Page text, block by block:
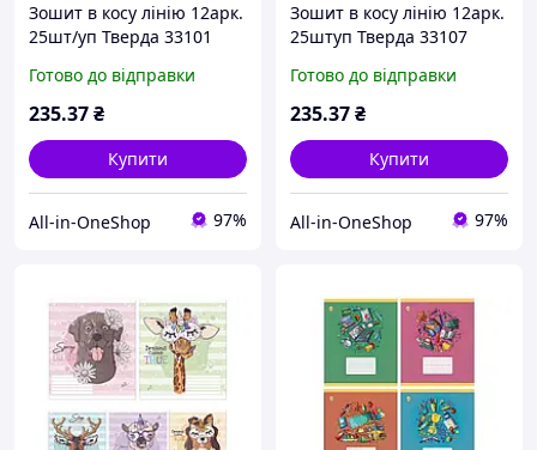
Зошит в косу лінію 12арк.
25шт/уп Тверда 33101
Готово до відправки
235.37₴
Купити
All-in-OneShop 97%
Зошит в косу лінію 12арк.
25штуп Тверда 33107
Готово до відправки
235.37₴
Купити
All-in-OneShop 97%